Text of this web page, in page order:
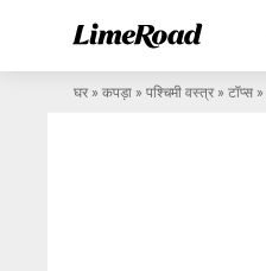
घर » कपड़ा » पश्चिमी वस्त्र » टॉप्स »